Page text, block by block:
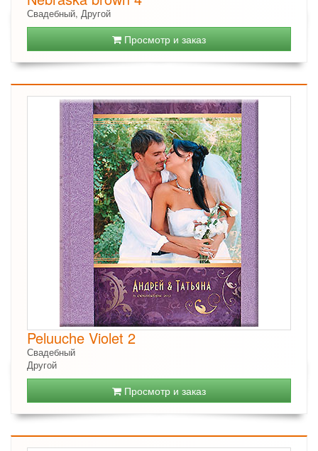
Свадебный, Другой
Просмотр и заказ
Peluuche Violet 2
Свадебный
Другой
Просмотр и заказ